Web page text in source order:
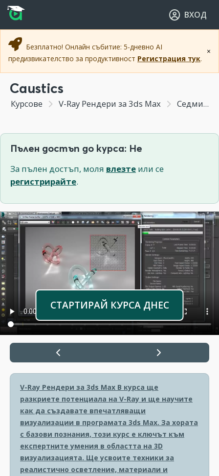
Прескочи към основното съдържание
Прескочи към навигацията
ВХОД
×
Безплатно! Онлайн събитие: 5-дневно AI
предизвикателство за продуктивност Регистрация тук.
Caustics
Курсове V-Ray Рендери за 3ds Max Седмица 5 - V - Ray Physical Camera / V - Ray Обекти / V - Ray Ефекти
Пълен достъп до курса: Не
За пълен достъп, моля влезте или се
регистрирайте.
СТАРТИРАЙ КУРСА ДНЕС
V-Ray Рендери за 3ds Max В курса ще
разкриете потенциала на V-Ray и ще научите
как да създавате впечатляващи
визуализации в програмата 3ds Max. За хората
с базови познания, този курс е ключът към
експертните умения в областта на 3D
визуализацията. Ще усвоите техники за
реалистично осветление, материали и